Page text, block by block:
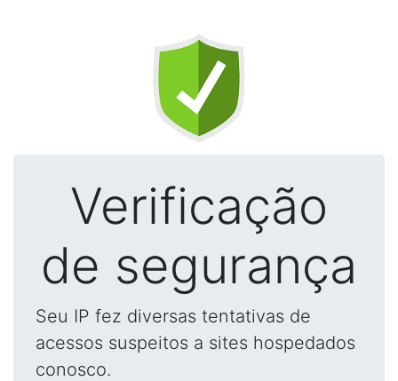
Verificação
de segurança
Seu IP fez diversas tentativas de
acessos suspeitos a sites hospedados
conosco.